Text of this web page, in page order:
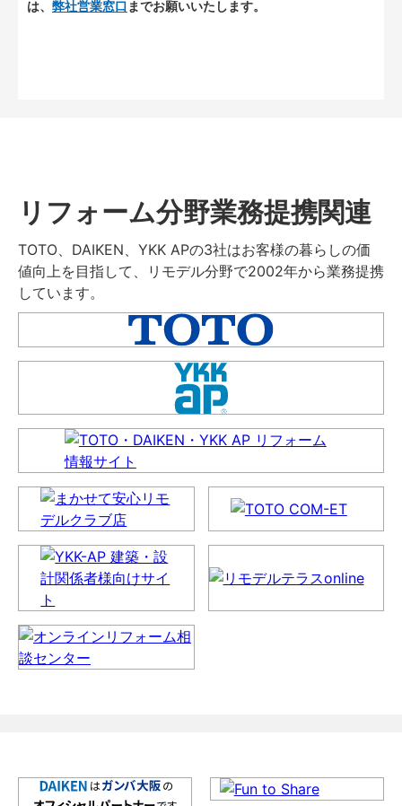
は、 弊社営業窓口 までお願いいたします。
リフォーム分野業務提携関連
TOTO、DAIKEN、YKK APの3社はお客様の暮らしの価
値向上を目指して、リモデル分野で2002年から業務提携
しています。